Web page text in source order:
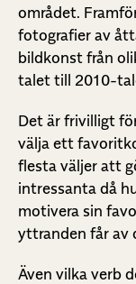
området.
fotografier av
bildkonst från
talet till 2010-
Det är frivilligt
välja ett
flesta väljer att
intressanta då
motivera sin
yttranden får av
Även vilka verb